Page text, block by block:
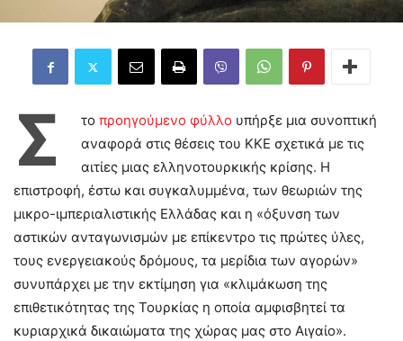
Σ το προηγούμενο φύλλο υπήρξε μια συνοπτική
αναφορά στις θέσεις του ΚΚΕ σχετικά με τις
αιτίες μιας ελληνοτουρκικής κρίσης. Η
επιστροφή, έστω και συγκαλυμμένα, των θεωριών της
μικρο-ιμπεριαλιστικής Ελλάδας και η «όξυνση των
αστικών ανταγωνισμών με επίκεντρο τις πρώτες ύλες,
τους ενεργειακούς δρόμους, τα μερίδια των αγορών»
συνυπάρχει με την εκτίμηση για «κλιμάκωση της
επιθετικότητας της Τουρκίας η οποία αμφισβητεί τα
κυριαρχικά δικαιώματα της χώρας μας στο Αιγαίο».